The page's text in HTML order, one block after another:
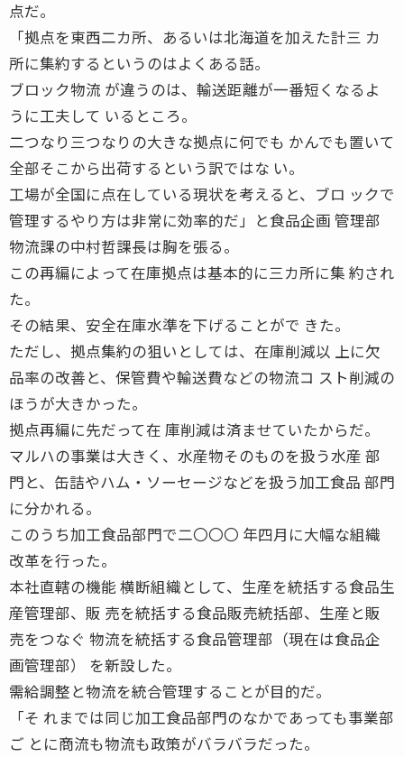
点だ。
「拠点を東西二カ所、あるいは北海道を加えた計三 カ
所に集約するというのはよくある話。
ブロック物流 が違うのは、輸送距離が一番短くなるよ
うに工夫して いるところ。
二つなり三つなりの大きな拠点に何でも かんでも置いて
全部そこから出荷するという訳ではな い。
工場が全国に点在している現状を考えると、ブロ ックで
管理するやり方は非常に効率的だ」と食品企画 管理部
物流課の中村哲課長は胸を張る。
この再編によって在庫拠点は基本的に三カ所に集 約され
た。
その結果、安全在庫水準を下げることがで きた。
ただし、拠点集約の狙いとしては、在庫削減以 上に欠
品率の改善と、保管費や輸送費などの物流コ スト削減の
ほうが大きかった。
拠点再編に先だって在 庫削減は済ませていたからだ。
マルハの事業は大きく、水産物そのものを扱う水産 部
門と、缶詰やハム・ソーセージなどを扱う加工食品 部門
に分かれる。
このうち加工食品部門で二〇〇〇 年四月に大幅な組織
改革を行った。
本社直轄の機能 横断組織として、生産を統括する食品生
産管理部、販 売を統括する食品販売統括部、生産と販
売をつなぐ 物流を統括する食品管理部（現在は食品企
画管理部） を新設した。
需給調整と物流を統合管理することが目的だ。
「そ れまでは同じ加工食品部門のなかであっても事業部
ご とに商流も物流も政策がバラバラだった。